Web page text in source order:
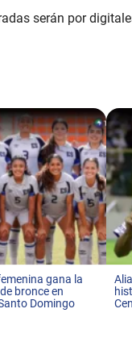
serán por
gana la
bronce en
Domingo